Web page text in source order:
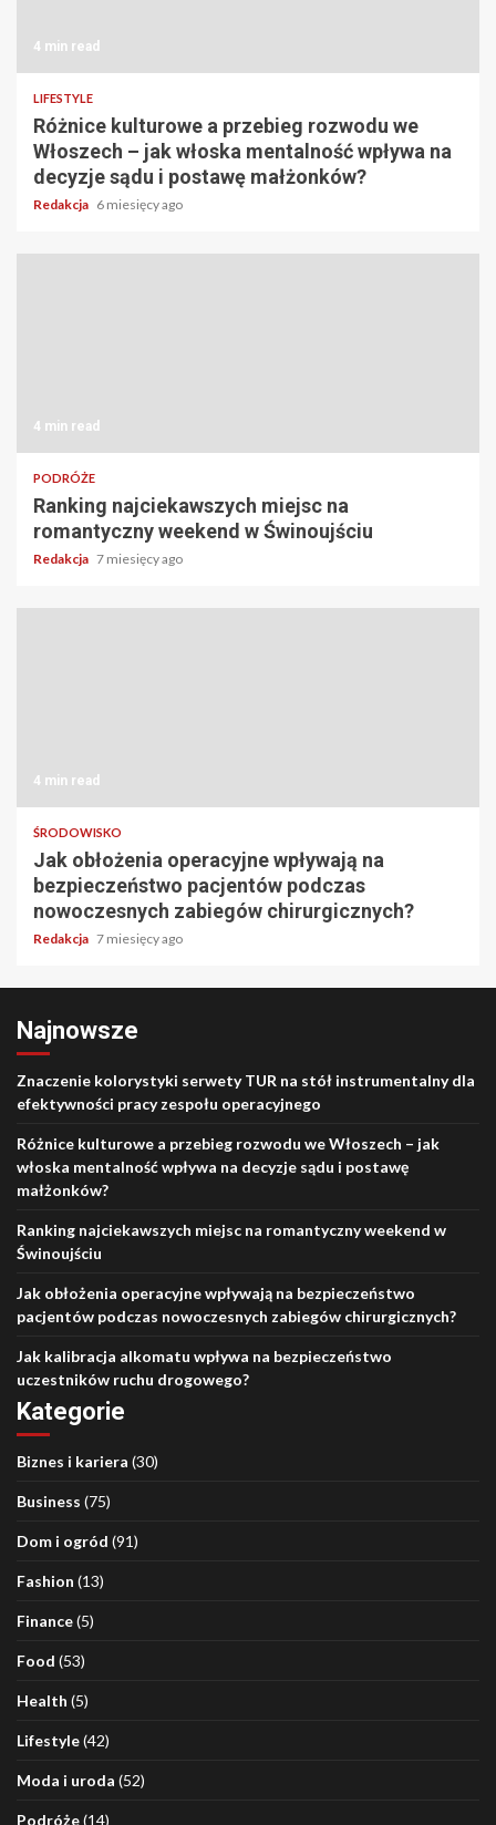
4 min read
LIFESTYLE
Różnice kulturowe a przebieg rozwodu we
Włoszech – jak włoska mentalność wpływa na
decyzje sądu i postawę małżonków?
Redakcja 6 miesięcy ago
4 min read
PODRÓŻE
Ranking najciekawszych miejsc na
romantyczny weekend w Świnoujściu
Redakcja 7 miesięcy ago
4 min read
ŚRODOWISKO
Jak obłożenia operacyjne wpływają na
bezpieczeństwo pacjentów podczas
nowoczesnych zabiegów chirurgicznych?
Redakcja 7 miesięcy ago
Najnowsze
Znaczenie kolorystyki serwety TUR na stół instrumentalny dla
efektywności pracy zespołu operacyjnego
Różnice kulturowe a przebieg rozwodu we Włoszech – jak
włoska mentalność wpływa na decyzje sądu i postawę
małżonków?
Ranking najciekawszych miejsc na romantyczny weekend w
Świnoujściu
Jak obłożenia operacyjne wpływają na bezpieczeństwo
pacjentów podczas nowoczesnych zabiegów chirurgicznych?
Jak kalibracja alkomatu wpływa na bezpieczeństwo
uczestników ruchu drogowego?
Kategorie
Biznes i kariera (30)
Business (75)
Dom i ogród (91)
Fashion (13)
Finance(5)
Food (53)
Health (5)
Lifestyle(42)
Moda i uroda (52)
Podróże(14)